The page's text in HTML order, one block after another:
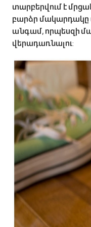
տարբերվում է
բարձր
անգամ, որպեսզի
վերադառնալու: